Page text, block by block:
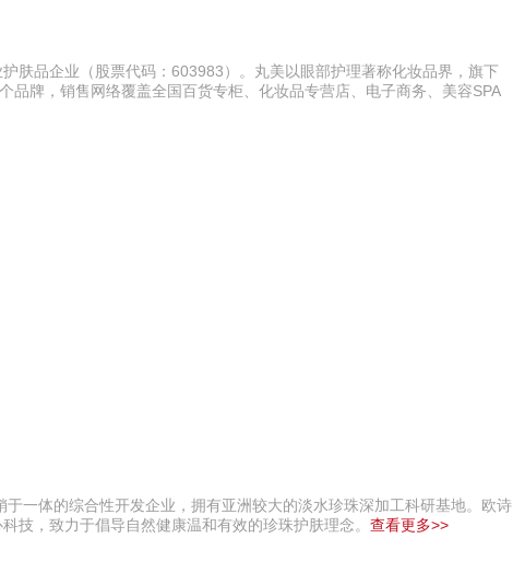
肤品企业（股票代码：603983）。丸美以眼部护理著称化妆品界，旗下
牌，销售网络覆盖全国百货专柜、化妆品专营店、电子商务、美容SPA
一体的综合性开发企业，拥有亚洲较大的淡水珍珠深加工科研基地。欧诗
技，致力于倡导自然健康温和有效的珍珠护肤理念。 查看更多>>